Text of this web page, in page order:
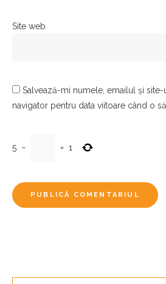
Site web
Salvează-mi numele, emailul și
navigator pentru data viitoare când o
5 − = 1